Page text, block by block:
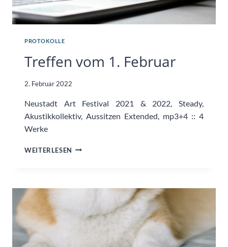
PROTOKOLLE
Treffen vom 1. Februar
2. Februar 2022
Neustadt Art Festival 2021 & 2022, Steady,
Akustikkollektiv, Aussitzen Extended, mp3+4 :: 4
Werke
WEITERLESEN TREFFEN